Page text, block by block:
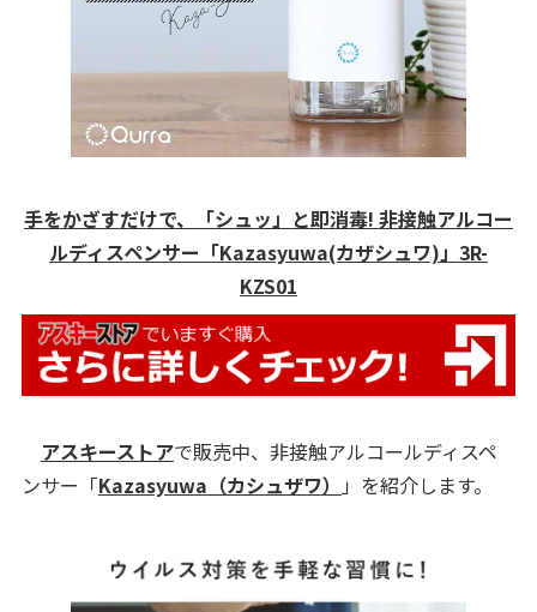
手をかざすだけで、「シュッ」と即消毒! 非接触アルコー
ルディスペンサー「Kazasyuwa(カザシュワ)」3R-
KZS01
アスキーストアで販売中、非接触アルコールディスペ
ンサー「Kazasyuwa（カシュザワ） 」を紹介します。